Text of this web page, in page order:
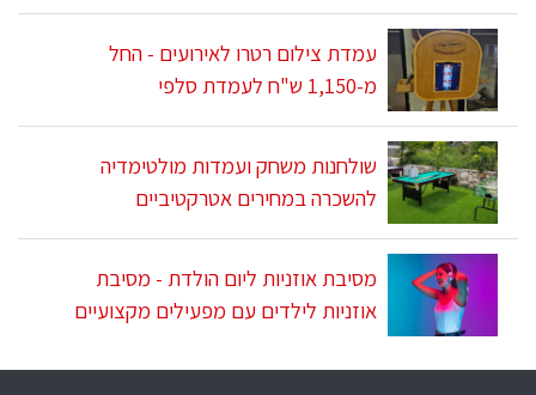
עמדת צילום רטרו לאירועים - החל
מ-1,150 ש"ח לעמדת סלפי
שולחנות משחק ועמדות מולטימדיה
להשכרה במחירים אטרקטיביים
מסיבת אוזניות ליום הולדת - מסיבת
אוזניות לילדים עם מפעילים מקצועיים